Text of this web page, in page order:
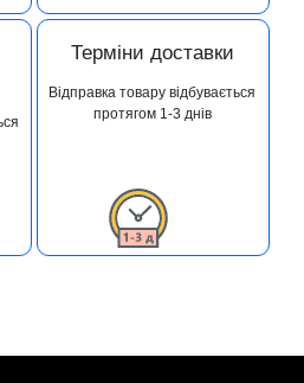
Терміни доставки
Відправка товару відбувається
протягом 1-3 днів